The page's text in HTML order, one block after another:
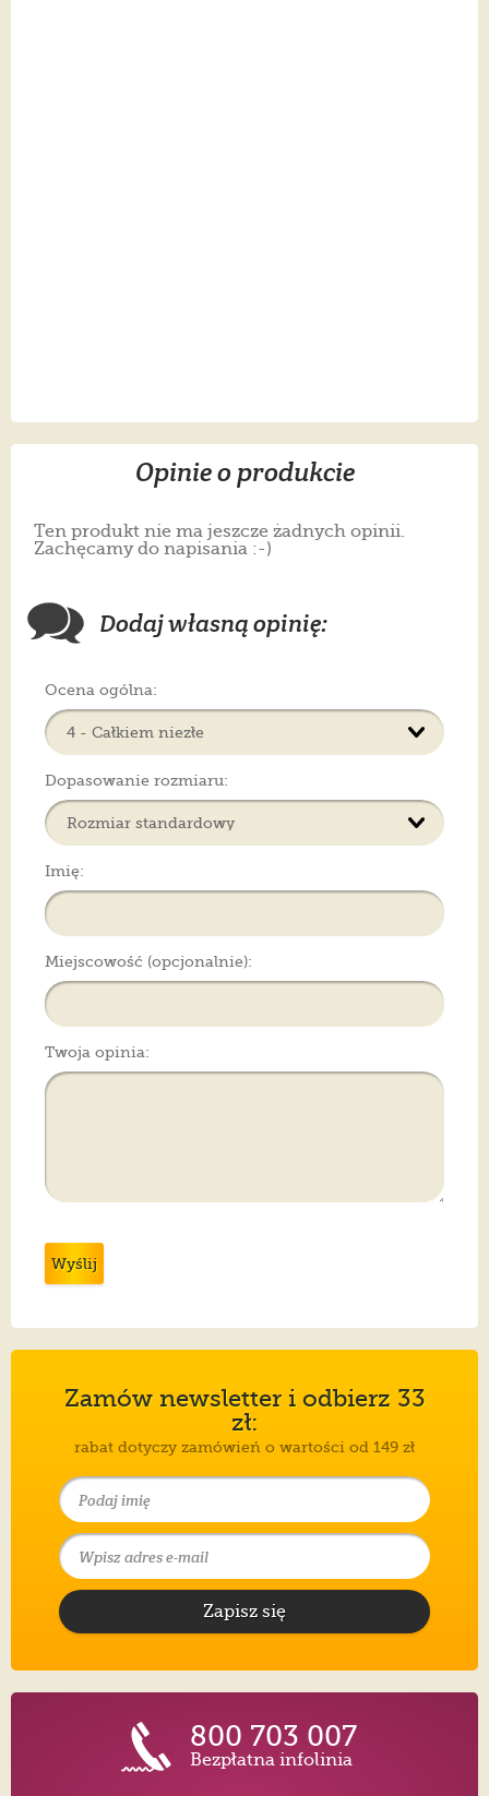
Opinie o produkcie
Ten produkt nie ma jeszcze żadnych opinii.
Zachęcamy do napisania :-)
Dodaj własną opinię:
Ocena ogólna:
Dopasowanie rozmiaru:
Imię:
Miejscowość (opcjonalnie):
Twoja opinia:
Wyślij
Zamów newsletter i odbierz 33
zł:
rabat dotyczy zamówień o wartości od 149 zł
Zapisz się
800 703 007
Bezpłatna infolinia